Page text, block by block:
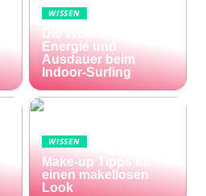
WISSEN
Die Welle zu Hause:
Energie und
Ausdauer beim
Indoor-Surfing
WISSEN
Make-up Tipps für
einen makellosen
Look